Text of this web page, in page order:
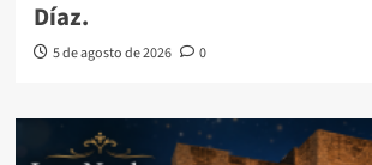
Díaz.
5 de agosto de 2026 0